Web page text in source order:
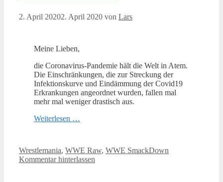
2. April 20202. April 2020 von Lars
Meine Lieben,
die Coronavirus-Pandemie hält die Welt in Atem.
Die Einschränkungen, die zur Streckung der
Infektionskurve und Eindämmung der Covid19
Erkrankungen angeordnet wurden, fallen mal
mehr mal weniger drastisch aus.
Weiterlesen …
Kategorien
Wrestlemania, WWE Raw, WWE SmackDown
Kommentar hinterlassen